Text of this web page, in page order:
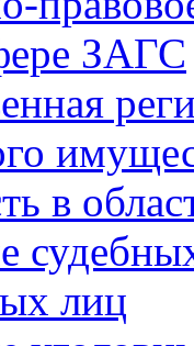
ЗАГС
в
лиц